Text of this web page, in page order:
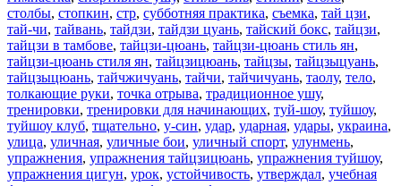
столбы, стопкин, стр, субботняя практика, съемка, тай цзи,
тай-чи, тайвань, тайдзи, тайдзи цуань, тайский бокс, тайцзи,
тайцзи в тамбове, тайцзи-цюань, тайцзи-цюань стиль ян,
тайцзи-цюань стиля ян, тайцзицюань, тайцзы, тайцзыцуань,
тайцзыцюань, тайчжичуань, тайчи, тайчичуань, таолу, тело,
толкающие руки, точка отрыва, традиционное ушу,
тренировки, тренировки для начинающих, туй-шоу, туйшоу,
туйшоу клуб, тщательно, у-син, удар, ударная, удары, украина,
улица, уличная, уличные бои, уличный спорт, улунмень,
упражнения, упражнения тайцзицюань, упражнения туйшоу,
упражнения цигун, урок, устойчивость, утверждал, учебная